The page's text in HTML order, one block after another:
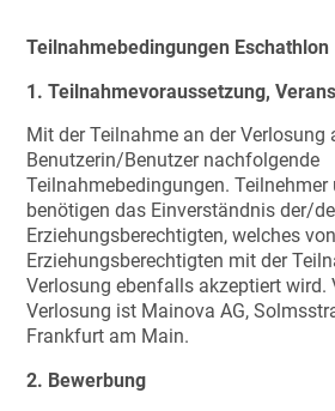
Teilnahmebedingungen Eschathlon
1. Teilnahmevoraussetzung,
Mit der Teilnahme an der
Benutzerin/Benutzer nachfolgende
Teilnahmebedingungen. Teilnehmer
benötigen das Einverständnis der/
Erziehungsberechtigten, welches
Erziehungsberechtigten mit der
Verlosung ebenfalls akzeptiert wird.
Verlosung ist Mainova AG,
Frankfurt am Main.
2. Bewerbung